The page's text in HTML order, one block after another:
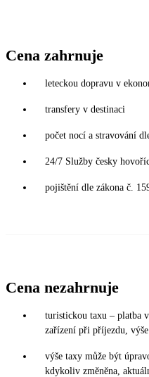
Cena zahrnuje
leteckou dopravu v
transfery v destinaci
počet nocí a stravování
24/7 Služby česky
pojištění dle zákona č.
Cena nezahrnuje
turistickou taxu – platba
zařízení při příjezdu,
výše taxy může být
kdykoliv změněna,